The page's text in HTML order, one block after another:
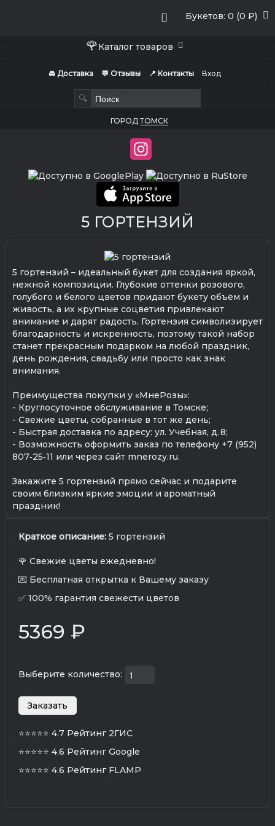
Букетов: 0 (0 ₽)
🌹Каталог товаров
🚘 Доставка 💬 Отзывы 📍 Контакты Вход
🔍
ГОРОД ТОМСК
5 ГОРТЕНЗИЙ
5 гортензий – идеальный букет для создания яркой,
нежной композиции. Глубокие оттенки розового,
голубого и белого цветов придают букету объём и
живость, а их крупные соцветия привлекают
внимание и дарят радость. Гортензия символизирует
благодарность и искренность, поэтому такой набор
станет прекрасным подарком на любой праздник,
день рождения, свадьбу или просто как знак
внимания.
Преимущества покупки у «МнеРозы»:
- Круглосуточное обслуживание в Томске;
- Свежие цветы, собранные в тот же день;
- Быстрая доставка по адресу: ул. Учебная, д. 8;
- Возможность оформить заказ по телефону +7 (952)
807‑25‑11 или через сайт mnerozy.ru.
Закажите 5 гортензий прямо сейчас и подарите
своим близким яркие эмоции и ароматный
праздник!
Краткое описание: 5 гортензий
🌹 Свежие цветы ежедневно!
💌 Бесплатная открытка к Вашему заказу
✅ 100% гарантия свежести цветов
5369 ₽
Выберите количество:
⭐⭐⭐⭐⭐ 4.7 Рейтинг 2ГИС
⭐⭐⭐⭐⭐ 4.6 Рейтинг Google
⭐⭐⭐⭐⭐ 4.6 Рейтинг FLAMP